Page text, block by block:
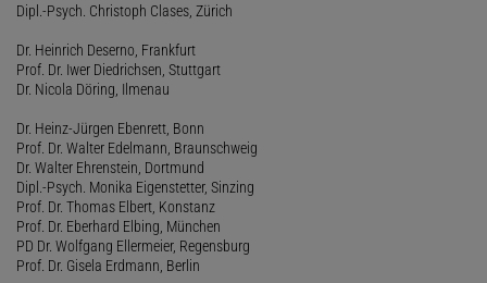
Dipl.-Psych. Christoph Clases, Zürich
Dr. Heinrich Deserno, Frankfurt
Prof. Dr. Iwer Diedrichsen, Stuttgart
Dr. Nicola Döring, Ilmenau
Dr. Heinz-Jürgen Ebenrett, Bonn
Prof. Dr. Walter Edelmann, Braunschweig
Dr. Walter Ehrenstein, Dortmund
Dipl.-Psych. Monika Eigenstetter, Sinzing
Prof. Dr. Thomas Elbert, Konstanz
Prof. Dr. Eberhard Elbing, München
PD Dr. Wolfgang Ellermeier, Regensburg
Prof. Dr. Gisela Erdmann, Berlin